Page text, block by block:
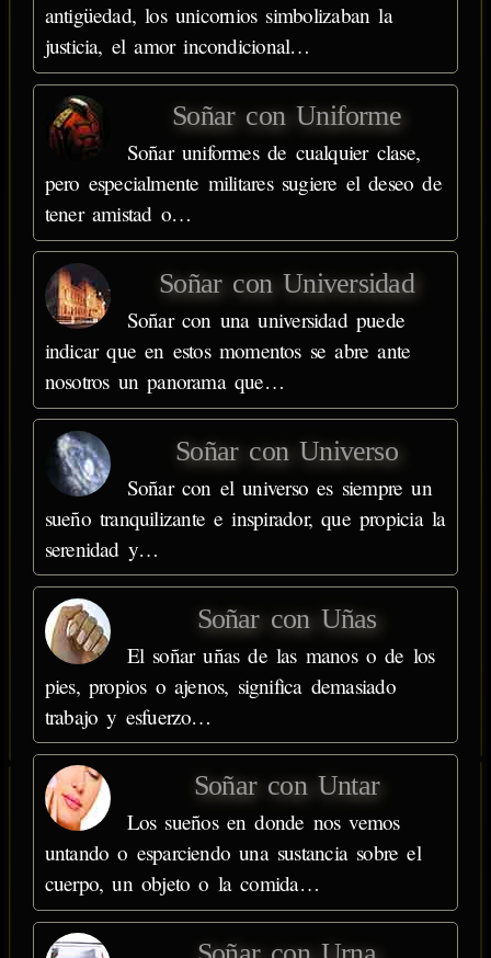
antigüedad, los unicornios simbolizaban la
justicia, el amor incondicional…
Soñar con Uniforme
Soñar uniformes de cualquier clase,
pero especialmente militares sugiere el deseo de
tener amistad o…
Soñar con Universidad
Soñar con una universidad puede
indicar que en estos momentos se abre ante
nosotros un panorama que…
Soñar con Universo
Soñar con el universo es siempre un
sueño tranquilizante e inspirador, que propicia la
serenidad y…
Soñar con Uñas
El soñar uñas de las manos o de los
pies, propios o ajenos, significa demasiado
trabajo y esfuerzo…
Soñar con Untar
Los sueños en donde nos vemos
untando o esparciendo una sustancia sobre el
cuerpo, un objeto o la comida…